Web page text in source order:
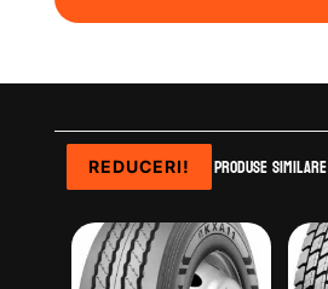
Produse similare
REDUCERI!
REDUCERI!
REDUCERI!
REDUCERI!